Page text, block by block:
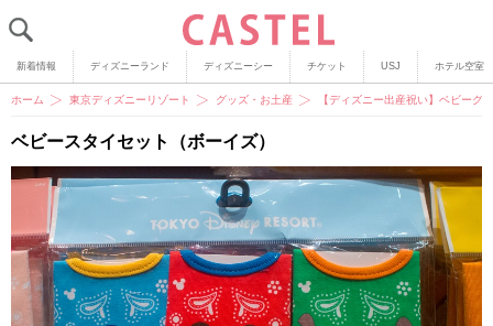
新着情報 ディズニーランド ディズニーシー チケット USJ ホテル空室
ホーム 東京ディズニーリゾート グッズ・お土産 【ディズニー出産祝い】ベビーグ
ベビースタイセット（ボーイズ）